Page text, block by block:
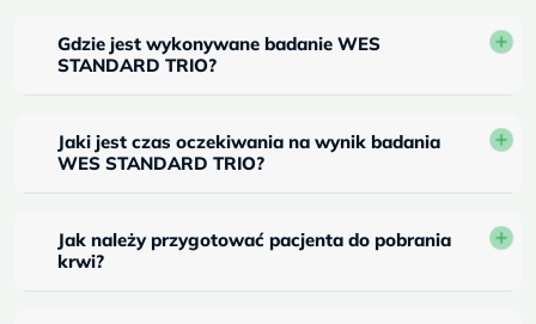
Gdzie jest wykonywane badanie WES
STANDARD TRIO?
Jaki jest czas oczekiwania na wynik badania
WES STANDARD TRIO?
Jak należy przygotować pacjenta do pobrania
krwi?